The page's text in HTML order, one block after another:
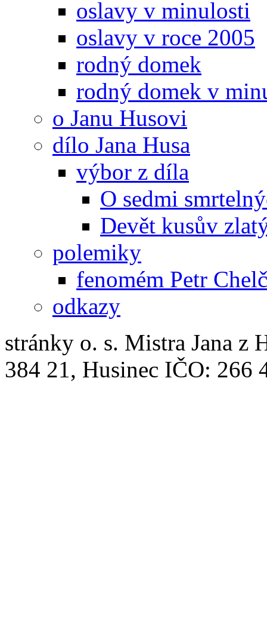
oslavy v minulosti
oslavy v roce 2005
rodný domek
rodný domek v
o Janu Husovi
dílo Jana Husa
výbor z díla
O sedmi
Devět kusův
polemiky
fenomém Petr
odkazy
stránky o. s. Mistra Jana z
384 21, Husinec IČO: 266